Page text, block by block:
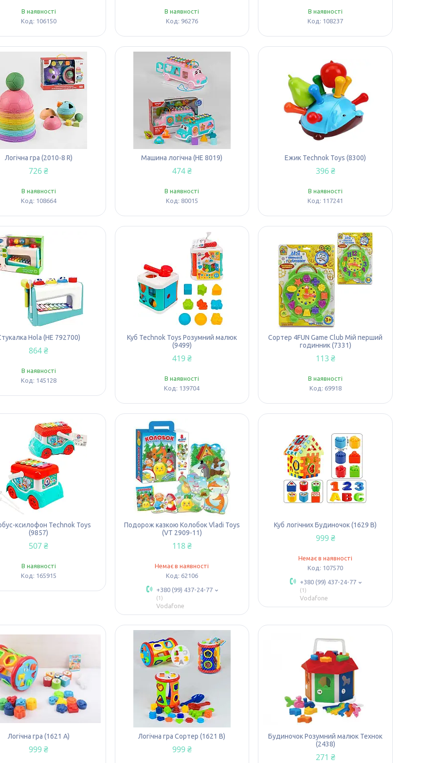
В наявності
106150
В наявності
96276
В наявності
108237
Логічна гра (2010-8 R)
726 ₴
В наявності
108664
Машина логічна (НЕ 8019)
474 ₴
В наявності
80015
Ежик Technok Toys (8300)
396 ₴
В наявності
117241
Hola (HE 792700)
864 ₴
В наявності
145128
Куб Technok Toys Розумний малюк
(9499)
419 ₴
В наявності
139704
Сортер 4FUN Game Club Мій перший
годинник (7331)
113 ₴
В наявності
69918
ксилофон Technok Toys
(9857)
507 ₴
В наявності
165915
Подорож казкою Колобок Vladi Toys
(VT 2909-11)
118 ₴
Немає в наявності
62106
+380 (99) 437-24-77
1
Vodafone
Куб логічних Будиночок (1629 B)
999 ₴
Немає в наявності
107570
+380 (99) 437-24-77
1
Vodafone
Логічна гра (1621 A)
999 ₴
Логічна гра Сортер (1621 В)
999 ₴
Будиночок Розумний малюк Технок
(2438)
271 ₴